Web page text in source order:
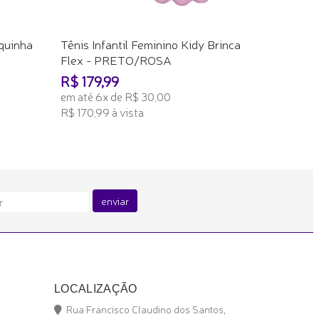
Tênis Infantil Feminino Kidy Brinca
Flex - PRETO/ROSA
R$ 179,99
em até 6x de R$ 30,00
R$ 170,99 à vista
enviar
LOCALIZAÇÃO
Rua Francisco Claudino dos Santos,